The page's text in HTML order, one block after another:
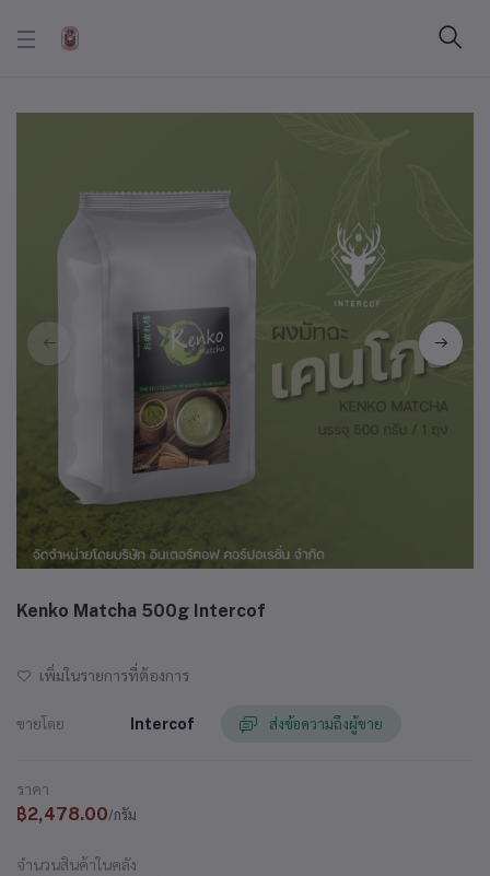
Kenko Matcha 500g Intercof
เพิ่มในรายการที่ต้องการ
ขายโดย Intercof ส่งข้อความถึงผู้ขาย
ราคา
฿2,478.00/กรัม
จำนวนสินค้าในคลัง